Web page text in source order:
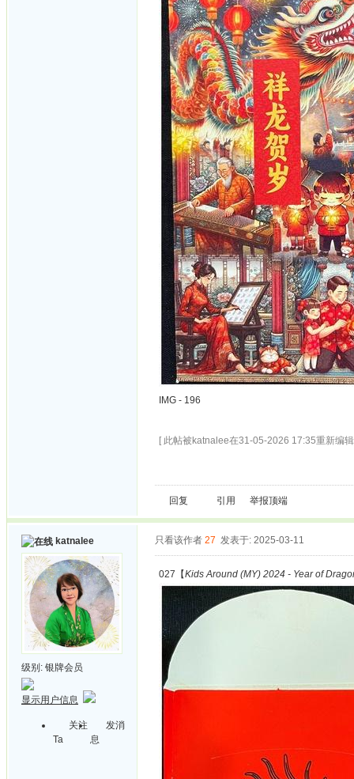
IMG - 196
[ 此帖被katnalee在31-05-2026 17:35重新编
回复 引用 举报顶端
katnalee
级别: 银牌会员
显示用户信息
关注
Ta
发消
息
只看该作者 27 发表于: 2025-03-11
027【Kids Around (MY) 2024 - Year of